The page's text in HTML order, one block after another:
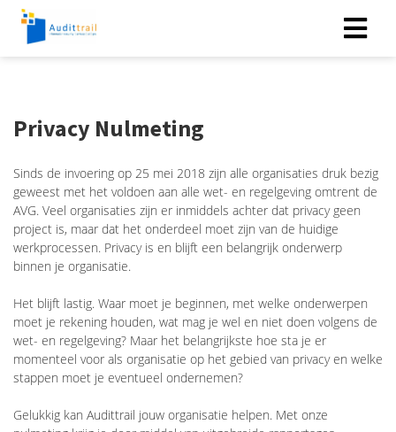
Privacy Nulmeting
Sinds de invoering op 25 mei 2018 zijn alle organisaties druk bezig
geweest met het voldoen aan alle wet- en regelgeving omtrent de
AVG. Veel organisaties zijn er inmiddels achter dat privacy geen
project is, maar dat het onderdeel moet zijn van de huidige
werkprocessen. Privacy is en blijft een belangrijk onderwerp
binnen je organisatie.
Het blijft lastig. Waar moet je beginnen, met welke onderwerpen
moet je rekening houden, wat mag je wel en niet doen volgens de
wet- en regelgeving? Maar het belangrijkste hoe sta je er
momenteel voor als organisatie op het gebied van privacy en welke
stappen moet je eventueel ondernemen?
Gelukkig kan Audittrail jouw organisatie helpen. Met onze